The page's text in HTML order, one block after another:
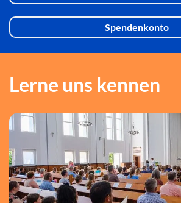
Spendenkonto
Lerne uns kennen